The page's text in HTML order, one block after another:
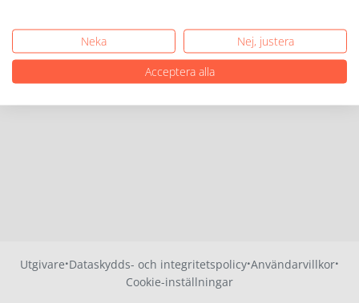
Utgivare·Dataskydds- och integritetspolicy·Användarvillkor·
Cookie-inställningar
Neka
Nej, justera
Acceptera alla